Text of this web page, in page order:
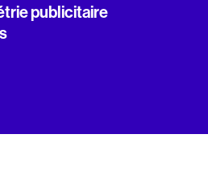
publicitaire